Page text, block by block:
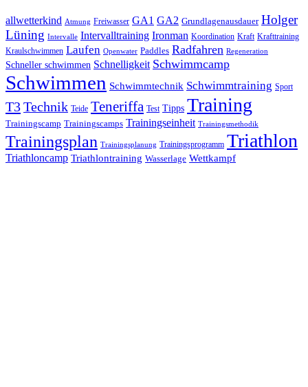
allwetterkind Atmung Freiwasser GA1 GA2 Grundlagenausdauer Holger
Lüning Intervalle Intervalltraining Ironman Koordination Kraft Krafttraining
Kraulschwimmen Laufen Openwater Paddles Radfahren Regeneration
Schneller schwimmen Schnelligkeit Schwimmcamp
Schwimmen Schwimmtechnik Schwimmtraining Sport
T3Technik Teide Teneriffa Test Tipps Training
Trainingscamp Trainingscamps Trainingseinheit Trainingsmethodik
Trainingsplan Trainingsplanung Trainingsprogramm Triathlon
Triathloncamp Triathlontraining Wasserlage Wettkampf